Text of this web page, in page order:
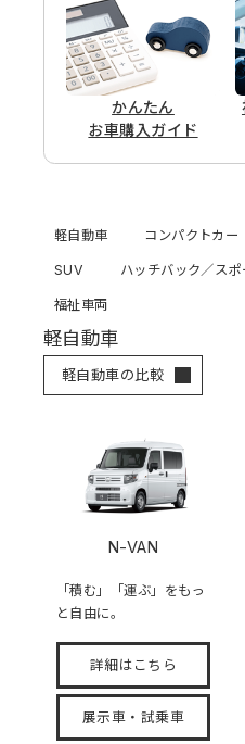
かんたん
お車購入ガイド
軽自動車 コンパクトカー
SUV ハッチバック／ス
福祉車両
軽自動車
軽自動車の比較
N-VAN
「積む」「運ぶ」をもっ
と自由に。
詳細はこちら
展示車・試乗車